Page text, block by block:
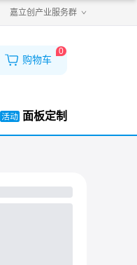
嘉立创产业服务群
购物车
0
面板定制